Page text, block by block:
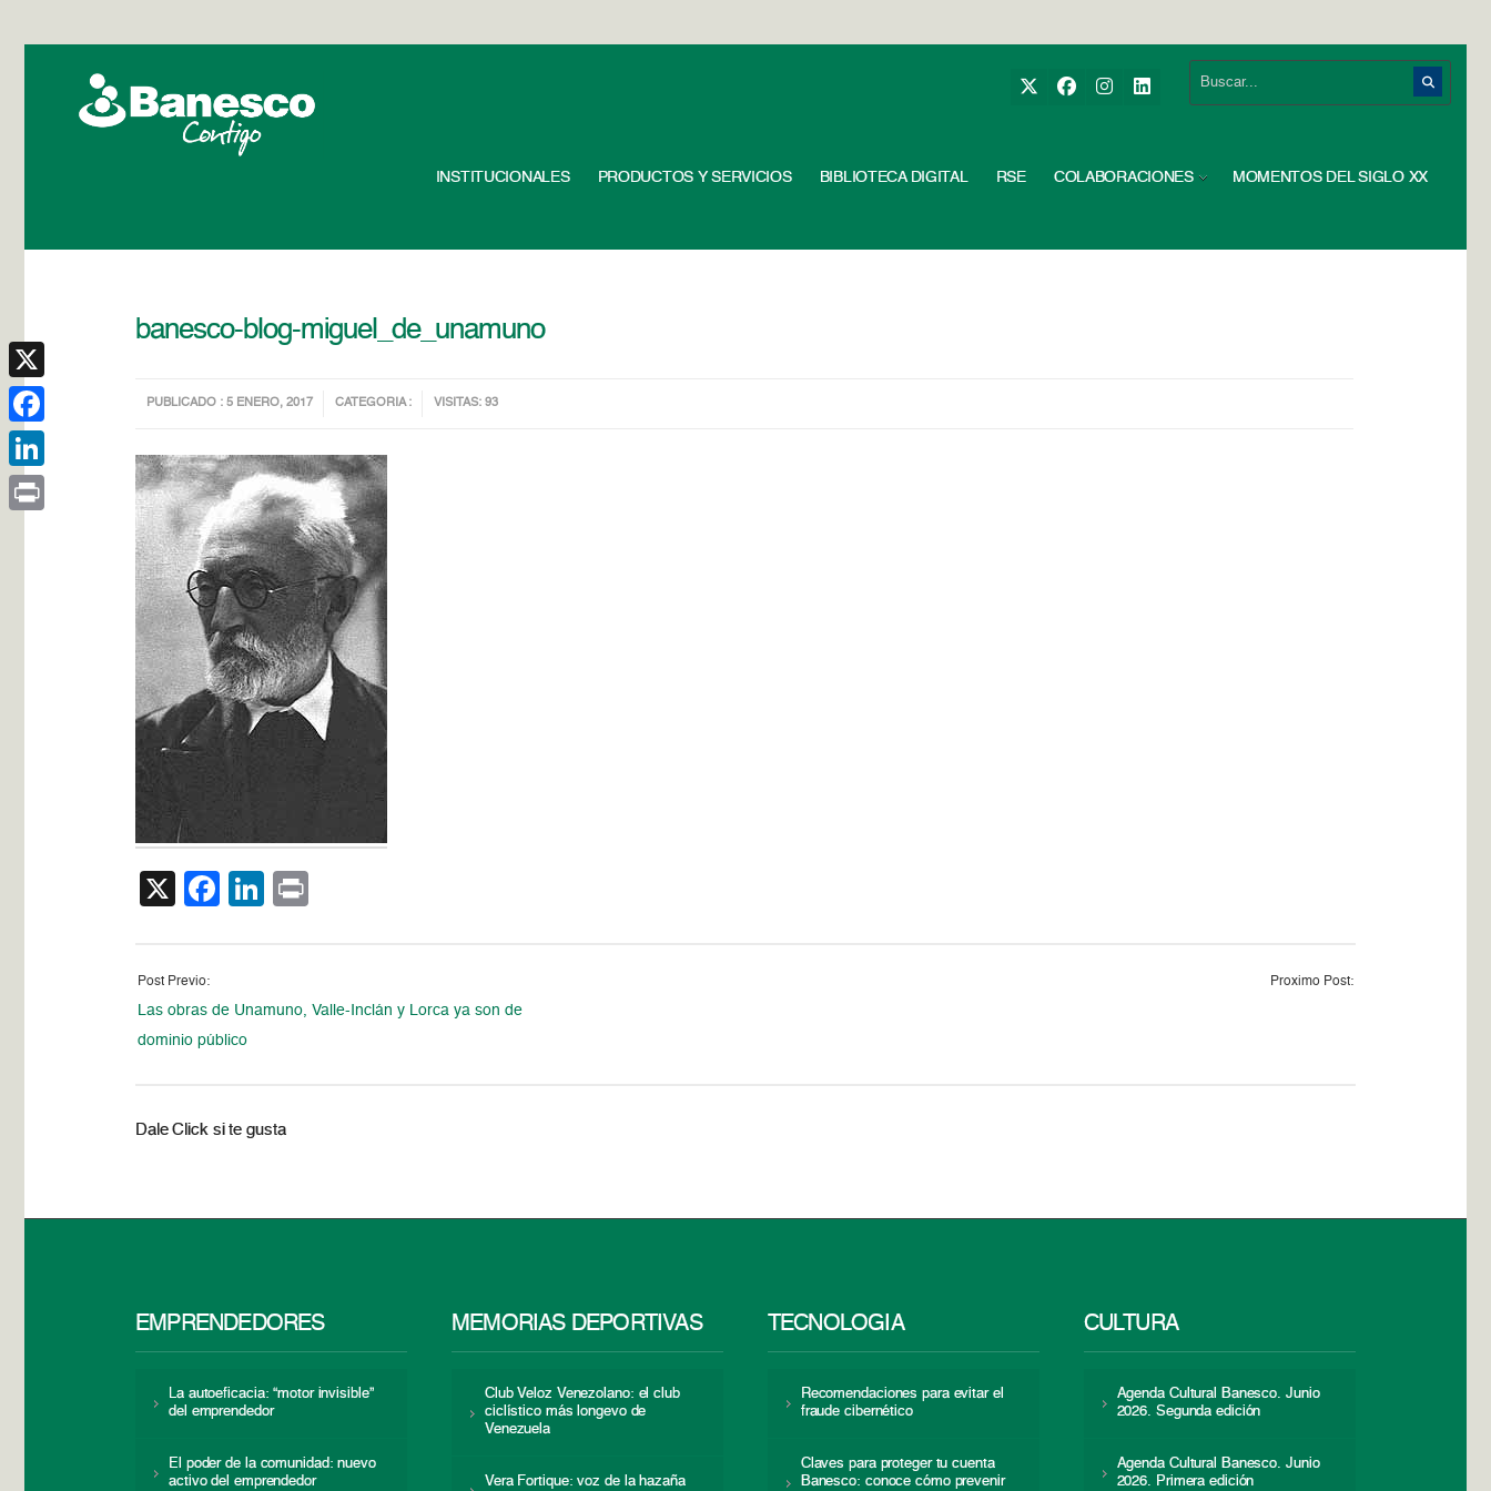
INSTITUCIONALES PRODUCTOS Y SERVICIOS BIBLIOTECA DIGITAL RSE COLABORACIONES MOMENTOS DEL SIGLO XX
banesco-blog-miguel_de_unamuno
PUBLICADO : 5 ENERO, 2017 CATEGORIA : VISITAS: 93
X Facebook
LinkedIn
Post Previo:
Las obras de Unamuno, Valle-Inclán y Lorca ya son de
dominio público
Proximo Post:
Dale Click si te gusta
EMPRENDEDORES
La autoeficacia: “motor invisible”
del emprendedor
El poder de la comunidad: nuevo
activo del emprendedor
MEMORIAS DEPORTIVAS
Club Veloz Venezolano: el club
ciclístico más longevo de
Venezuela
Vera Fortique: voz de la hazaña
TECNOLOGÍA
Recomendaciones para evitar el
fraude cibernético
Claves para proteger tu cuenta
Banesco: conoce cómo prevenir
CULTURA
Agenda Cultural Banesco. Junio
2026. Segunda edición
Agenda Cultural Banesco. Junio
2026. Primera edición
X
Facebook
LinkedIn